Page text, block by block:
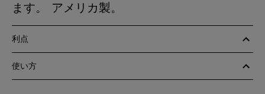
ます。 アメリカ製。
利点
使い方